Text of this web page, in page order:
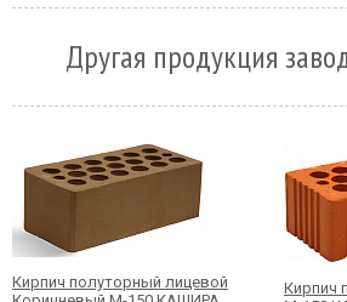
Другая продукция
Кирпич полуторный лицевой
Кирпич